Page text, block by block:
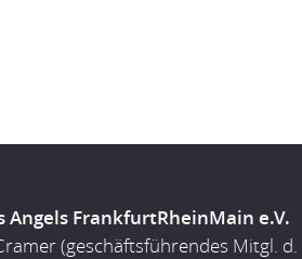
Angels FrankfurtRheinMain e.V.
(geschäftsführendes Mitgl.